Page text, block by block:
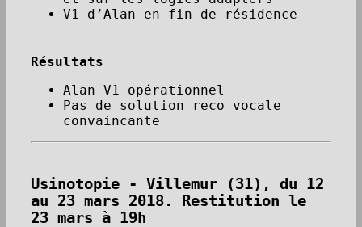
V1 d’Alan en fin de résidence
Résultats
Alan V1 opérationnel
Pas de solution reco vocale
convaincante
Usinotopie - Villemur (31), du 12
au 23 mars 2018. Restitution le
23 mars à 19h